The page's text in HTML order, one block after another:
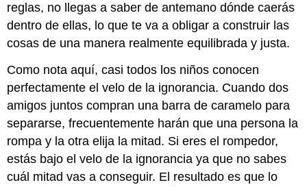
reglas, no llegas a saber de antemano dónde caerás
dentro de ellas, lo que te va a obligar a construir las
cosas de una manera realmente equilibrada y justa.
Como nota aquí, casi todos los niños conocen
perfectamente el velo de la ignorancia. Cuando dos
amigos juntos compran una barra de caramelo para
separarse, frecuentemente harán que una persona la
rompa y la otra elija la mitad. Si eres el rompedor,
estás bajo el velo de la ignorancia ya que no sabes
cuál mitad vas a conseguir. El resultado es que lo